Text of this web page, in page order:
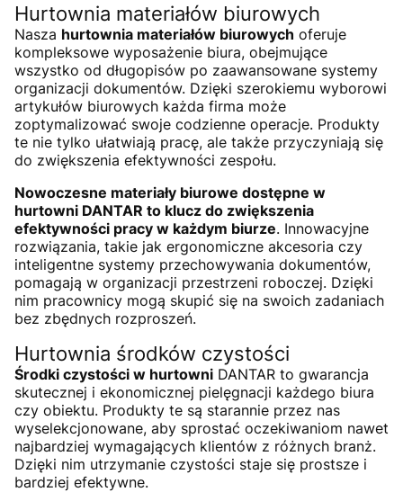
Hurtownia materiałów biurowych
Nasza hurtownia materiałów biurowych oferuje
kompleksowe wyposażenie biura, obejmujące
wszystko od długopisów po zaawansowane systemy
organizacji dokumentów. Dzięki szerokiemu wyborowi
artykułów biurowych każda firma może
zoptymalizować swoje codzienne operacje. Produkty
te nie tylko ułatwiają pracę, ale także przyczyniają się
do zwiększenia efektywności zespołu.
Nowoczesne materiały biurowe dostępne w
hurtowni DANTAR to klucz do zwiększenia
efektywności pracy w każdym biurze. Innowacyjne
rozwiązania, takie jak ergonomiczne akcesoria czy
inteligentne systemy przechowywania dokumentów,
pomagają w organizacji przestrzeni roboczej. Dzięki
nim pracownicy mogą skupić się na swoich zadaniach
bez zbędnych rozproszeń.
Hurtownia środków czystości
Środki czystości w hurtowni DANTAR to gwarancja
skutecznej i ekonomicznej pielęgnacji każdego biura
czy obiektu. Produkty te są starannie przez nas
wyselekcjonowane, aby sprostać oczekiwaniom nawet
najbardziej wymagających klientów z różnych branż.
Dzięki nim utrzymanie czystości staje się prostsze i
bardziej efektywne.